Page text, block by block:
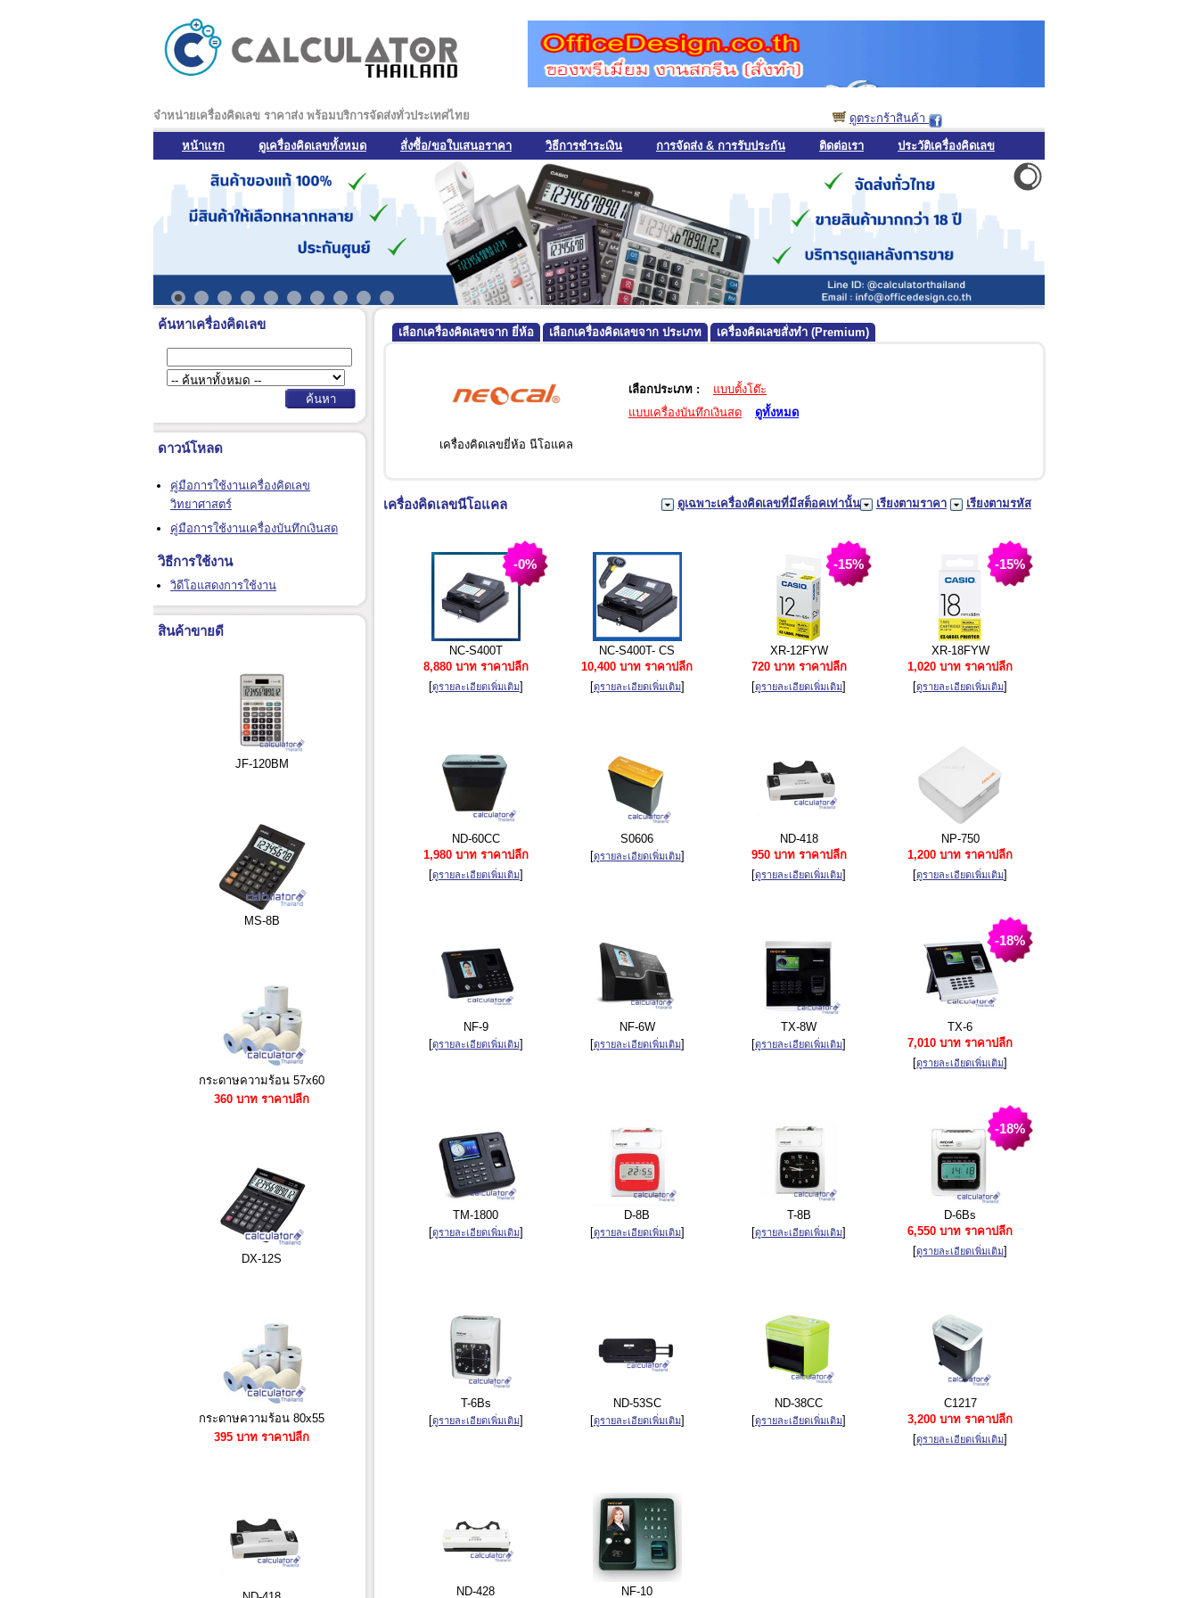
จำหน่ายเครื่องคิดเลข ราคาส่ง พร้อมบริการจัดส่งทั่วประเทศไทย ดูตระกร้าสินค้า
หน้าแรก ดูเครื่องคิดเลขทั้งหมด สั่งซื้อ/ขอใบเสนอราคา วิธีการชำระเงิน การจัดส่ง & การรับประกัน ติดต่อเรา ประวัติเครื่องคิดเลข
ค้นหาเครื่องคิดเลข
ดาวน์โหลด
คู่มือการใช้งานเครื่องคิดเลข
วิทยาศาสตร์
คู่มือการใช้งานเครื่องบันทึกเงินสด
วิธีการใช้งาน
วิดีโอแสดงการใช้งาน
สินค้าขายดี
JF-120BM
MS-8B
กระดาษความร้อน 57x60
360 บาท ราคาปลีก
DX-12S
กระดาษความร้อน 80x55
395 บาท ราคาปลีก
เลือกเครื่องคิดเลขจาก ยี่ห้อ เลือกเครื่องคิดเลขจาก ประเภท เครื่องคิดเลขสั่งทำ (Premium)
เครื่องคิดเลขยี่ห้อ นีโอแคล
เลือกประเภท :
แบบตั้งโต๊ะ
แบบเครื่องบันทึกเงินสด
ดูทั้งหมด
เครื่องคิดเลขนีโอแคล ดูเฉพาะเครื่องคิดเลขที่มีสต็อคเท่านั้น เรียงตามราคา เรียงตามรหัส
NC-S400T
8,880 บาท ราคาปลีก
[ดูรายละเอียดเพิ่มเติม]
-0%
NC-S400T- CS
10,400 บาท ราคาปลีก
[ดูรายละเอียดเพิ่มเติม]
XR-12FYW
720 บาท ราคาปลีก
[ดูรายละเอียดเพิ่มเติม]
-15%
XR-18FYW
1,020 บาท ราคาปลีก
[ดูรายละเอียดเพิ่มเติม]
-15%
ND-60CC
1,980 บาท ราคาปลีก
[ดูรายละเอียดเพิ่มเติม]
S0606
[ดูรายละเอียดเพิ่มเติม]
ND-418
950 บาท ราคาปลีก
[ดูรายละเอียดเพิ่มเติม]
NP-750
1,200 บาท ราคาปลีก
[ดูรายละเอียดเพิ่มเติม]
NF-9
[ดูรายละเอียดเพิ่มเติม]
NF-6W
[ดูรายละเอียดเพิ่มเติม]
TX-8W
[ดูรายละเอียดเพิ่มเติม]
TX-6
7,010 บาท ราคาปลีก
[ดูรายละเอียดเพิ่มเติม]
-18%
TM-1800
[ดูรายละเอียดเพิ่มเติม]
D-8B
[ดูรายละเอียดเพิ่มเติม]
T-8B
[ดูรายละเอียดเพิ่มเติม]
D-6Bs
6,550 บาท ราคาปลีก
[ดูรายละเอียดเพิ่มเติม]
-18%
T-6Bs
[ดูรายละเอียดเพิ่มเติม]
ND-53SC
[ดูรายละเอียดเพิ่มเติม]
ND-38CC
[ดูรายละเอียดเพิ่มเติม]
C1217
3,200 บาท ราคาปลีก
[ดูรายละเอียดเพิ่มเติม]
ND-428 NF-10